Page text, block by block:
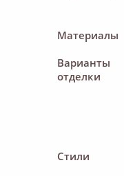
Материалы
Варианты
отделки
Стили